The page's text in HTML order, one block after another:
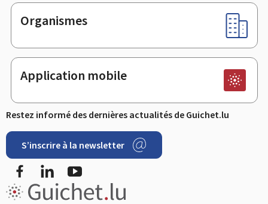
Organismes
Application mobile
Restez informé des dernières actualités de Guichet.lu
S’inscrire à la newsletter
FacebookLinkedIn